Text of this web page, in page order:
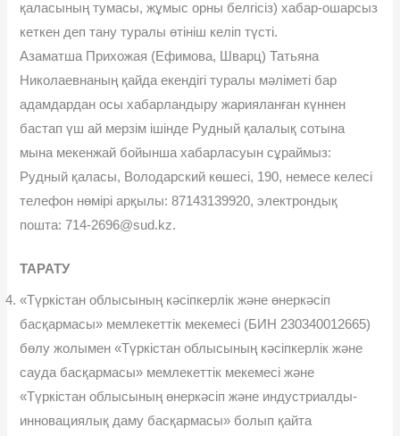
қаласының тумасы, жұмыс орны белгісіз) хабар-ошарсыз
кеткен деп тану туралы өтініш келіп түсті.
Азаматша Прихожая (Ефимова, Шварц) Татьяна
Николаевнаның қайда екендігі туралы мәліметі бар
адамдардан осы хабарландыру жарияланған күннен
бастап үш ай мерзім ішінде Рудный қалалық сотына
мына мекенжай бойынша хабарласуын сұраймыз:
Рудный қаласы, Володарский көшесі, 190, немесе келесі
телефон нөмірі арқылы: 87143139920, электрондық
пошта: 714-2696@sud.kz.
ТАРАТУ
«Түркістан облысының кәсіпкерлік және өнеркәсіп
басқармасы» мемлекеттік мекемесі (БИН 230340012665)
бөлу жолымен «Түркістан облысының кәсіпкерлік және
сауда басқармасы» мемлекеттік мекемесі және
«Түркістан облысының өнеркәсіп және индустриалды-
инновациялық даму басқармасы» болып қайта